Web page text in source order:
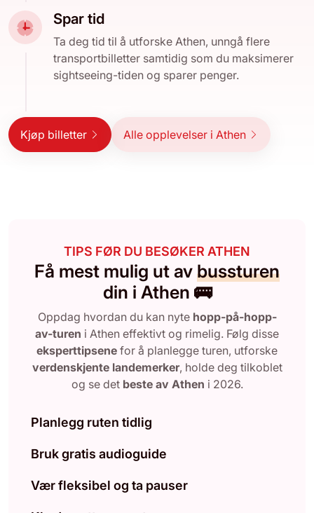
Spar tid
Ta deg tid til å utforske Athen, unngå flere
transportbilletter samtidig som du maksimerer
sightseeing-tiden og sparer penger.
Kjøp billetter Alle opplevelser i Athen
TIPS FØR DU BESØKER ATHEN
Få mest mulig ut av bussturen
din i Athen 🚌
Oppdag hvordan du kan nyte hopp-på-hopp-
av-turen i Athen effektivt og rimelig. Følg disse
eksperttipsene for å planlegge turen, utforske
verdenskjente landemerker, holde deg tilkoblet
og se det beste av Athen i 2026.
Planlegg ruten tidlig
Bruk gratis audioguide
Vær fleksibel og ta pauser